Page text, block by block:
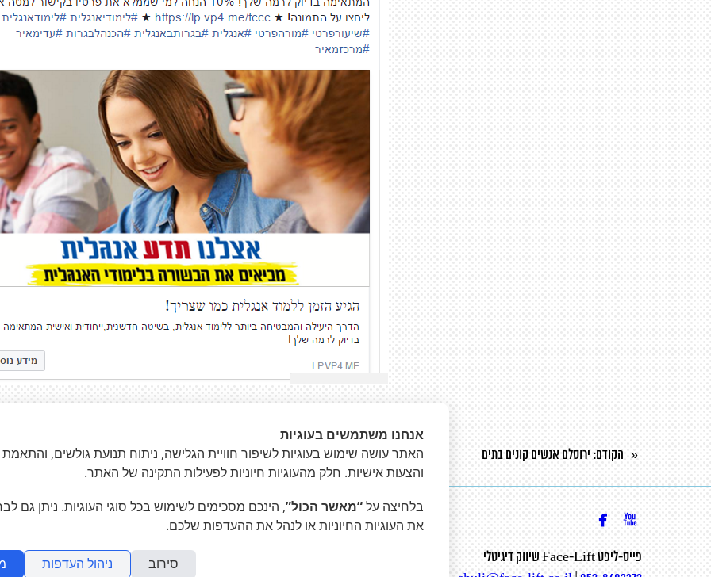
« הקודם: ירוסלם אנשים קונים בתים : אהוד המאירי ושות' - שמאי מקרקעין »
 
פייס-ליפט Face-Lift שיווק דיגיטלי
אנחנו משתמשים בעוגיות
האתר עושה שימוש בעוגיות לשיפור חוויית הגלישה, ניתוח תנועת גולשים,
והצעות אישיות. חלק מהעוגיות חיוניות לפעילות התקינה של האתר.
בלחיצה על“מאשר הכול”, הינכם מסכימים לשימוש בכל סוגי העוגיות. ניתן גם
את העוגיות החיוניות או לנהל את ההעדפות שלכם.
סירוב ניהול העדפות